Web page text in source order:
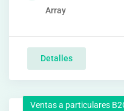
Array
Detalles
Ventas a particulares